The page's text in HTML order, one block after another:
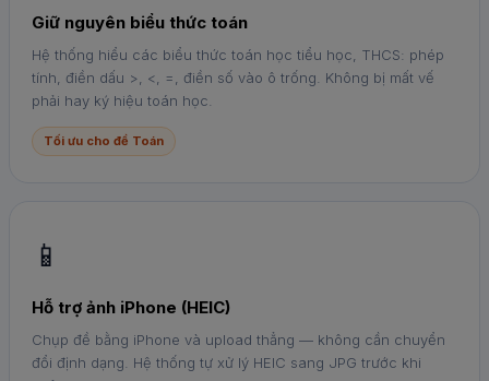
Giữ nguyên biểu thức toán
Hệ thống hiểu các biểu thức toán học tiểu học, THCS: phép
tính, điền dấu >, <, =, điền số vào ô trống. Không bị mất vế
phải hay ký hiệu toán học.
Tối ưu cho đề Toán
📱
Hỗ trợ ảnh iPhone (HEIC)
Chụp đề bằng iPhone và upload thẳng — không cần chuyển
đổi định dạng. Hệ thống tự xử lý HEIC sang JPG trước khi